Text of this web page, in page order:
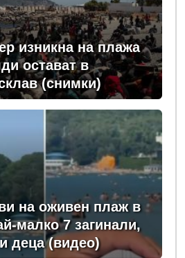
изникна на плажа
остават в
(снимки)
на оживен плаж в
малко 7 загинали,
деца (видео)